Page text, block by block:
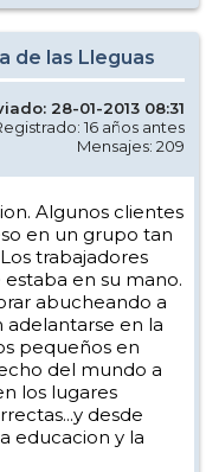
de las Lleguas
28-01-2013 08:31
16 años antes
Mensajes: 209
Algunos clientes
en un grupo tan
trabajadores
en su mano.
abucheando a
en la
pequeños en
del mundo a
los lugares
desde
educacion y la